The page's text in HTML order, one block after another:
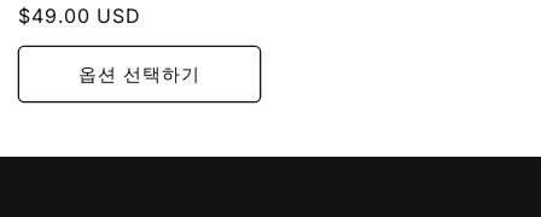
가
가
$49.00 USD
옵션 선택하기